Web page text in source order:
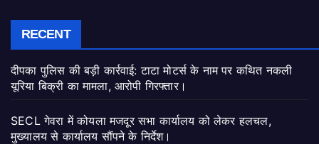
RECENT
दीपका पुलिस की बड़ी कार्रवाई: टाटा मोटर्स के नाम पर कथित नकली
यूरिया बिक्री का मामला, आरोपी गिरफ्तार।
SECL गेवरा में कोयला मजदूर सभा कार्यालय को लेकर हलचल,
मुख्यालय से कार्यालय सौंपने के निर्देश।